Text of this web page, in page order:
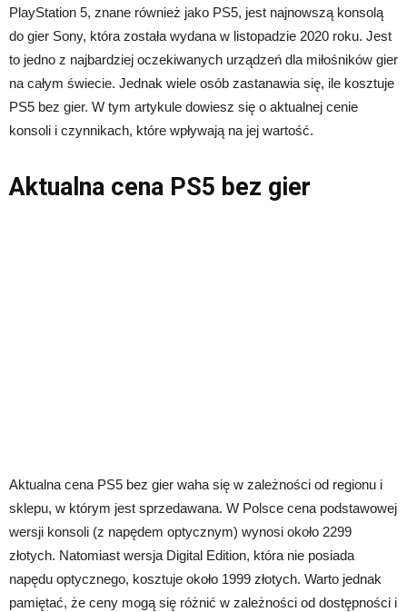
PlayStation 5, znane również jako PS5, jest najnowszą konsolą
do gier Sony, która została wydana w listopadzie 2020 roku. Jest
to jedno z najbardziej oczekiwanych urządzeń dla miłośników gier
na całym świecie. Jednak wiele osób zastanawia się, ile kosztuje
PS5 bez gier. W tym artykule dowiesz się o aktualnej cenie
konsoli i czynnikach, które wpływają na jej wartość.
Aktualna cena PS5 bez gier
Aktualna cena PS5 bez gier waha się w zależności od regionu i
sklepu, w którym jest sprzedawana. W Polsce cena podstawowej
wersji konsoli (z napędem optycznym) wynosi około 2299
złotych. Natomiast wersja Digital Edition, która nie posiada
napędu optycznego, kosztuje około 1999 złotych. Warto jednak
pamiętać, że ceny mogą się różnić w zależności od dostępności i